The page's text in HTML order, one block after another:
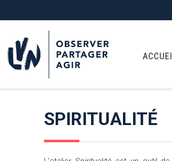
SPIRITUALITÉ